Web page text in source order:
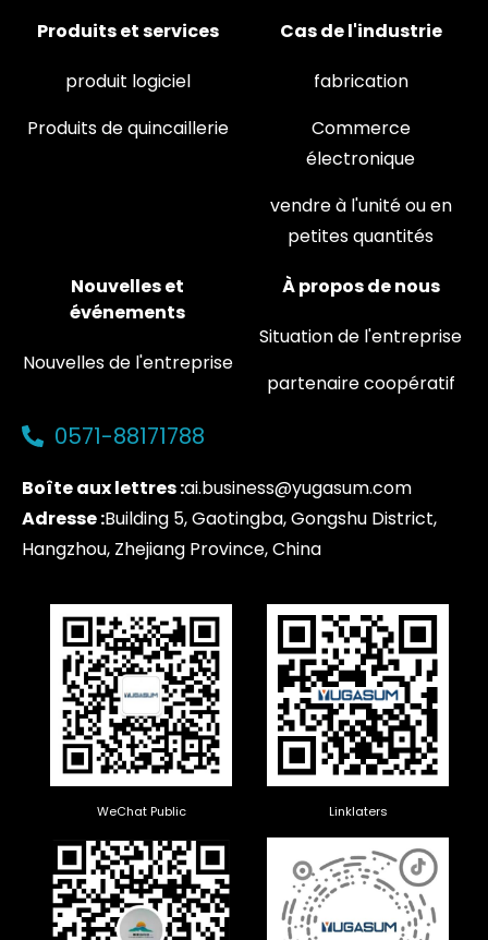
Produits et services
produit logiciel
Produits de quincaillerie
Cas de l'industrie
fabrication
Commerce
électronique
vendre à l'unité ou en
petites quantités
Nouvelles et
événements
Nouvelles de l'entreprise
À propos de nous
Situation de l'entreprise
partenaire coopératif
0571-88171788
Boîte aux lettres :ai.business@yugasum.com
Adresse :Building 5, Gaotingba, Gongshu District,
Hangzhou, Zhejiang Province, China
WeChat Public Linklaters